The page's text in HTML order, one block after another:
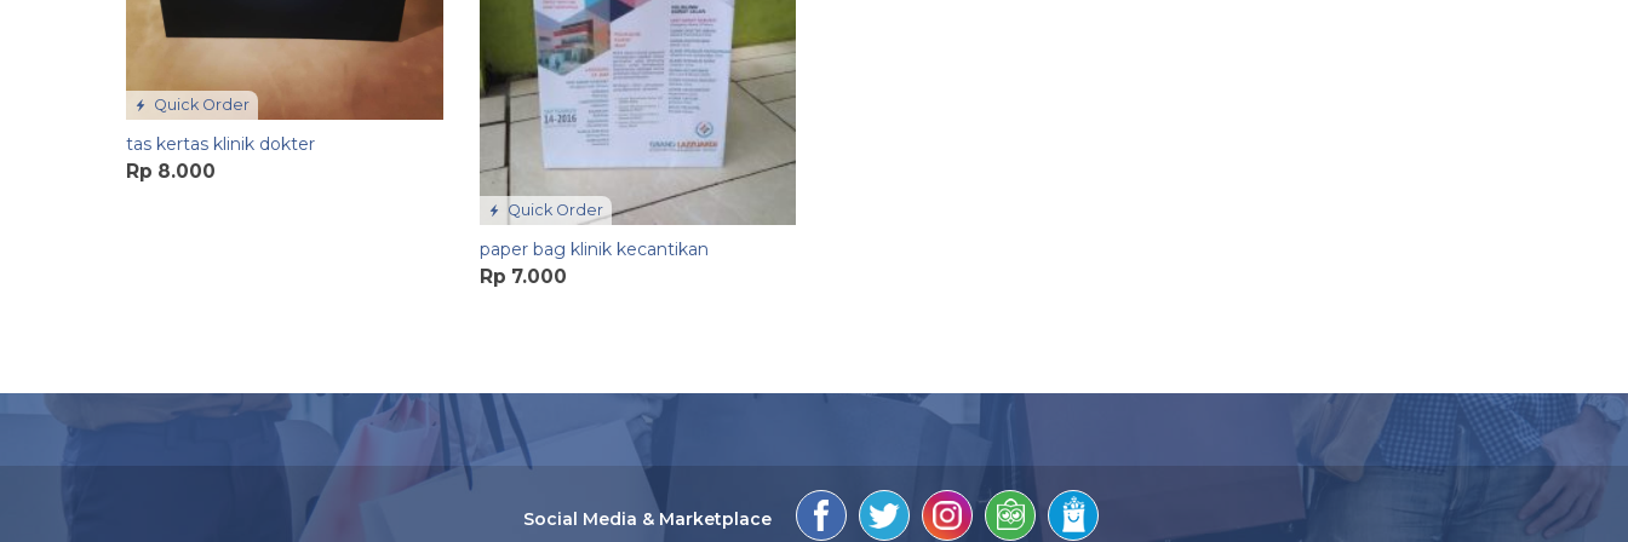
Quick Order
tas kertas klinik dokter
Rp 8.000
Quick Order
paper bag klinik kecantikan
Rp 7.000
Social Media & Marketplace